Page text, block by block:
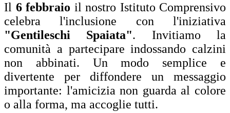
Il 6 febbraio il nostro Istituto Comprensivo
celebra l'inclusione con l'iniziativa
"Gentileschi Spaiata". Invitiamo la
comunità a partecipare indossando calzini
non abbinati. Un modo semplice e
divertente per diffondere un messaggio
importante: l'amicizia non guarda al colore
o alla forma, ma accoglie tutti.